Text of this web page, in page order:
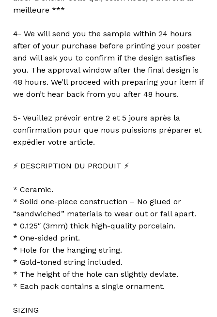
meilleure ***
4- We will send you the sample within 24 hours
after of your purchase before printing your poster
and will ask you to confirm if the design satisfies
you. The approval window after the final design is
48 hours. We’ll proceed with preparing your item if
we don’t hear back from you after 48 hours.
5- Veuillez prévoir entre 2 et 5 jours après la
confirmation pour que nous puissions préparer et
expédier votre article.
⚡️ DESCRIPTION DU PRODUIT ⚡️
* Ceramic.
* Solid one-piece construction – No glued or
“sandwiched” materials to wear out or fall apart.
* 0.125″ (3mm) thick high-quality porcelain.
* One-sided print.
* Hole for the hanging string.
* Gold-toned string included.
* The height of the hole can slightly deviate.
* Each pack contains a single ornament.
SIZING